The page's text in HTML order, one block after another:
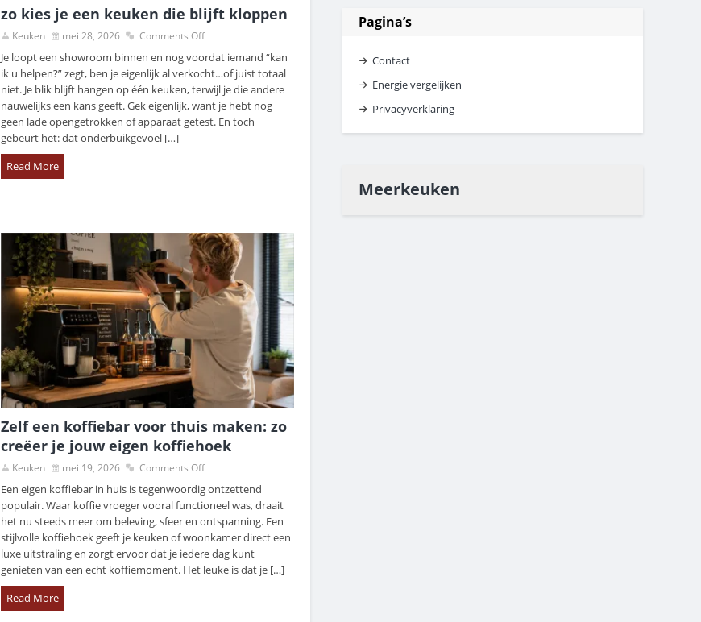
zo kies je een keuken die blijft kloppen
Keuken mei 28, 2026 Comments Off
Je loopt een showroom binnen en nog voordat iemand “kan
ik u helpen?” zegt, ben je eigenlijk al verkocht…of juist totaal
niet. Je blik blijft hangen op één keuken, terwijl je die andere
nauwelijks een kans geeft. Gek eigenlijk, want je hebt nog
geen lade opengetrokken of apparaat getest. En toch
gebeurt het: dat onderbuikgevoel […]
Read More
Zelf een koffiebar voor thuis maken: zo
creëer je jouw eigen koffiehoek
Keuken mei 19, 2026 Comments Off
Een eigen koffiebar in huis is tegenwoordig ontzettend
populair. Waar koffie vroeger vooral functioneel was, draait
het nu steeds meer om beleving, sfeer en ontspanning. Een
stijlvolle koffiehoek geeft je keuken of woonkamer direct een
luxe uitstraling en zorgt ervoor dat je iedere dag kunt
genieten van een echt koffiemoment. Het leuke is dat je […]
Read More
Pagina’s
Contact
Energie vergelijken
Privacyverklaring
Meerkeuken